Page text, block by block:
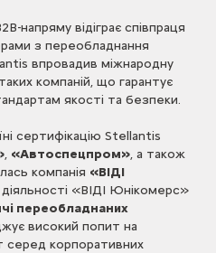
напряму відіграє співпраця
з переобладнання
впровадив міжнародну
компаній, що гарантує
якості та безпеки.
сертифікацію Stellantis
, «Автоспецпром», а також
компанія «ВІДІ
діяльності «ВІДІ Юнікомерс»
переобладнаних
високий попит на
серед корпоративних